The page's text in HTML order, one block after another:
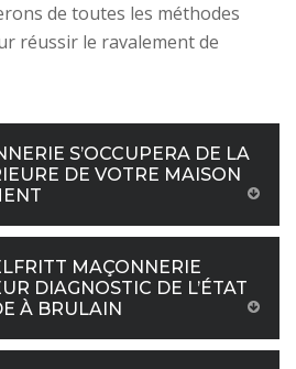
de toutes les méthodes
réussir le ravalement de
S’OCCUPERA DE LA
DE VOTRE MAISON
MAÇONNERIE
DIAGNOSTIC DE L’ÉTAT
À BRULAIN